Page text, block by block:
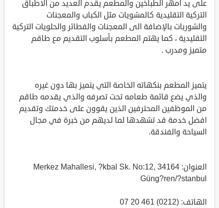
على يد أمهر الطباخين والمطعم يقدم العديد من الاطباق
التركية التقليدية كالمشويات مثل الكباب والمعجنات
والشوربات بالإضافة الى المعجنات والفطائر والحلويات التركية
التقليدية ، كما يهتم المطعم بأسلوب التقديم مع طاقم
متميز ومدرب .
يتميز المطعم بنكهاته الخاصة التي يتميز بها دون غيره
والذي يضع قائمة طعامه تحت تصرفه والذي يقدمه طاقم
من الموظفين المحترفين الذين يقوون على خدمتك وتقديم
افضل خدمة قد تشهدها لما لديهم من خبرة في مجال
السياحة والفندقة.
العنوان: Merkez Mahallesi, ?kbal Sk. No:12, 34164
Güng?ren/?stanbul
الهاتف: (0212) 461 20 07